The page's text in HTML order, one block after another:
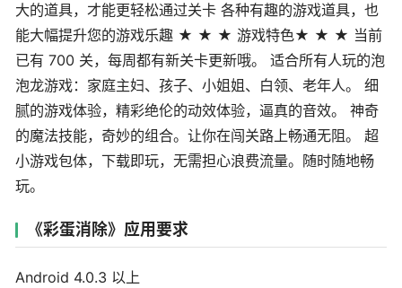
大的道具，才能更轻松通过关卡 各种有趣的游戏道具，也
能大幅提升您的游戏乐趣 ★ ★ ★ 游戏特色★ ★ ★ 当前
已有 700 关，每周都有新关卡更新哦。 适合所有人玩的泡
泡龙游戏：家庭主妇、孩子、小姐姐、白领、老年人。 细
腻的游戏体验，精彩绝伦的动效体验，逼真的音效。 神奇
的魔法技能，奇妙的组合。让你在闯关路上畅通无阻。 超
小游戏包体，下载即玩，无需担心浪费流量。随时随地畅
玩。
《彩蛋消除》应用要求
Android 4.0.3 以上